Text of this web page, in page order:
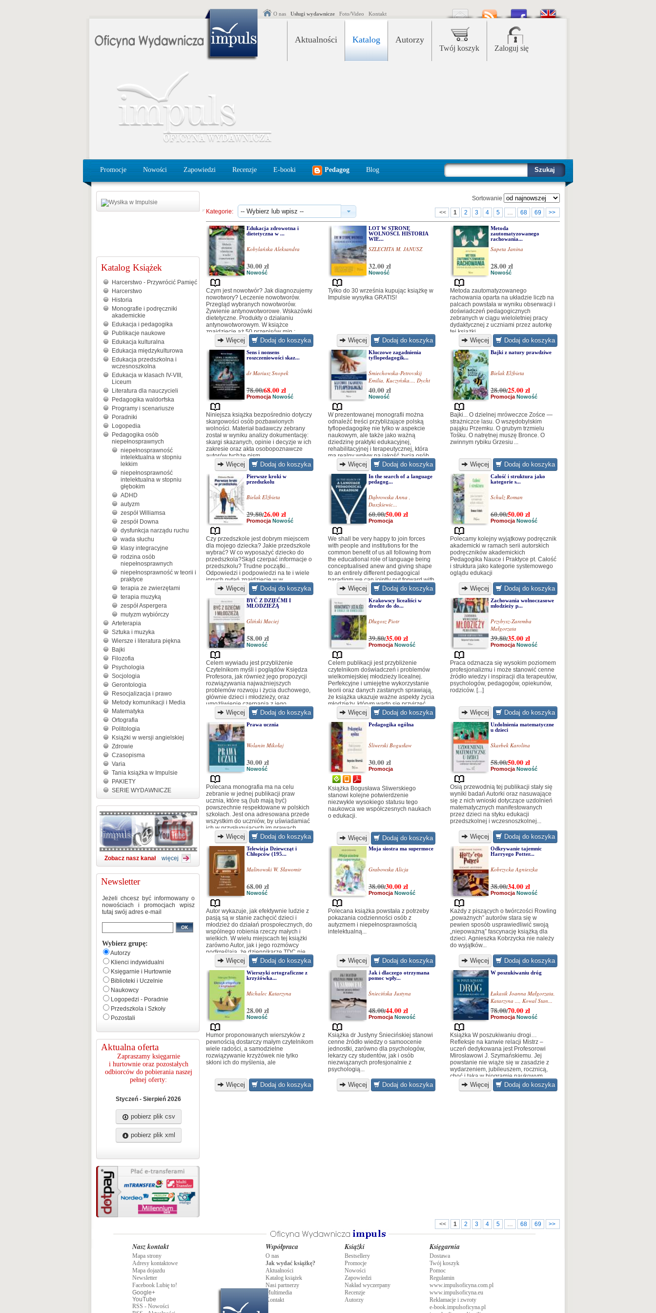
O nas Usługi wydawnicze Foto/Video Kontakt
Aktualności Katalog Autorzy
Twój koszyk Zaloguj się
Szukaj
Promocje Nowości Zapowiedzi Recenzje E-booki Pedagog Blog
Katalog Książek
Harcerstwo - Przywrócić Pamięć
Harcerstwo
Historia
Monografie i podręczniki
akademickie
Edukacja i pedagogika
Publikacje naukowe
Edukacja kulturalna
Edukacja międzykulturowa
Edukacja przedszkolna i
wczesnoszkolna
Edukacja w klasach IV-VIII,
Liceum
Literatura dla nauczycieli
Pedagogika waldorfska
Programy i scenariusze
Poradniki
Logopedia
Pedagogika osób
niepełnosprawnych
niepełnosprawność
intelektualna w stopniu
lekkim
niepełnosprawność
intelektualna w stopniu
głębokim
ADHD
autyzm
zespół Williamsa
zespół Downa
dysfunkcja narządu ruchu
wada słuchu
klasy integracyjne
rodzina osób
niepełnosprawnych
niepełnosprawność w teorii i
praktyce
terapia ze zwierzętami
terapia muzyką
zespół Aspergera
mutyzm wybiórczy
Arteterapia
Sztuka i muzyka
Wiersze i literatura piękna
Bajki
Filozofia
Psychologia
Socjologia
Gerontologia
Resocjalizacja i prawo
Metody komunikacji i Media
Matematyka
Ortografia
Politologia
Książki w wersji angielskiej
Zdrowie
Czasopisma
Varia
Tania książka w Impulsie
PAKIETY
SERIE WYDAWNICZE
Zobacz nasz kanał więcej
Newsletter
Jeżeli chcesz być informowany o
nowościach i promocjach wpisz
tutaj swój adres e-mail
Wybierz grupę:
Autorzy
Klienci indywidualni
Księgarnie i Hurtownie
Biblioteki i Uczelnie
Naukowcy
Logopedzi - Poradnie
Przedszkola i Szkoły
Pozostali
Aktualna oferta
Zapraszamy księgarnie
i hurtownie oraz pozostałych
odbiorców do pobierania naszej
pełnej oferty:
Styczeń - Sierpień 2026
pobierz plik csv
pobierz plik xml
Kategorie:
Sortowanie
<< 1 2 3 4 5 … 68 69 >>
Edukacja zdrowotna i
dietetyczna w ...
Kobylańska Aleksandra
30.00 zł
Nowość
Czym jest nowotwór? Jak diagnozujemy
nowotwory? Leczenie nowotworów.
Przegląd wybranych nowotworów.
Żywienie antynowotworowe. Wskazówki
dietetyczne. Produkty o działaniu
antynowotworowym. W książce
znajdziecie aż 50 przepisów min.:
sałatka owocowa, omlet owsiany z
żurawiną, kanapki z pastą jajeczną,
szaszłyki drobiowe z ryżem, oraz wiele
więcej.
Więcej Dodaj do koszyka
LOT W STRONĘ
WOLNOŚCI. HISTORIA
WIE...
SZLECHTA M. JANUSZ
32.00 zł
Nowość
Tylko do 30 września kupując książkę w
Impulsie wysyłka GRATIS!
Więcej Dodaj do koszyka
Metoda
zautomatyzowanego
rachowania...
Sapeta Janina
28.00 zł
Nowość
Metoda zautomatyzowanego
rachowania oparta na układzie liczb na
palcach powstała w wyniku obserwacji i
doświadczeń pedagogicznych
zebranych w ciągu wieloletniej pracy
dydaktycznej z uczniami przez autorkę
tej książki.
Więcej Dodaj do koszyka
Sens i nonsens
roszczeniowości skaz...
dr Mariusz Snopek
78.00/68.00zł
Promocja Nowość
Niniejsza książka bezpośrednio dotyczy
skargowości osób pozbawionych
wolności. Materiał badawczy zebrany
został w wyniku analizy dokumentację:
skargi skazanych, opinie i decyzje w ich
zakresie oraz akta osobopoznawcze
autorów tychże pism...
Więcej Dodaj do koszyka
Kluczowe zagadnienia
tyflopedagogik...
Śmiechowska-Petrovskij
Emilia, Kuczyńska..., Dycht
Marz...
40.00 zł
Nowość
W prezentowanej monografii można
odnaleźć treści przybliżające polską
tyflopedagogikę nie tylko w aspekcie
naukowym, ale także jako ważną
dziedzinę praktyki edukacyjnej,
rehabilitacyjnej i terapeutycznej, która
ma realny wpływ na jakość życia osób
niewidomych i słabowidzących w
różnym wieku i ich rodzin...
Więcej Dodaj do koszyka
Bajki z natury prawdziwe
Bielak Elżbieta
28.00/25.00zł
Promocja Nowość
Bajki... O dzielnej mróweczce Zośce —
strażniczce lasu. O wszędobylskim
pająku Przemku. O grubym trzmielu
Tośku. O natrętnej muszę Bronce. O
zwinnym rybiku Grzesiu ...
Więcej Dodaj do koszyka
Pierwsze kroki w
przedszkolu
Bielak Elżbieta
29.80/26.00zł
Promocja Nowość
Czy przedszkole jest dobrym miejscem
dla mojego dziecka? Jakie przedszkole
wybrać? W co wyposażyć dziecko do
przedszkola?Skąd czerpać informacje o
przedszkolu? Trudne początki...
Odpowiedzi i podpowiedzi na te i wiele
innych pytań znajdziecie w w
wyjątkowej publikacji Elżbiety Bielak
Więcej Dodaj do koszyka
In the search of a language
pedagog...
Dąbrowska Anna ,
Daszkiewic...
60.00/50.00zł
Promocja
We shall be very happy to join forces
with people and institutions for the
common benefit of us all following from
the educational role of language being
conceptualised anew and giving shape
to an entirely different pedagogical
paradigm we can jointly put forward with
Więcej Dodaj do koszyka
Całość i struktura jako
kategorie s...
Schulz Roman
60.00/50.00zł
Promocja Nowość
Polecamy kolejny wyjątkowy podręcznik
akademicki w ramach serii autorskich
podręczników akademickich
Pedagogika Nauce i Praktyce pt. Całość
i struktura jako kategorie systemowego
oglądu edukacji
Więcej Dodaj do koszyka
BYĆ Z DZIEĆMI I
MŁODZIEŻĄ
Gliński Maciej
58.00 zł
Nowość
Celem wywiadu jest przybliżenie
Czytelnikom myśli i poglądów Księdza
Profesora, jak również jego propozycji
rozwiązywania najważniejszych
problemów rozwoju i życia duchowego,
głównie dzieci i młodzieży, oraz
umożliwienie czerpania z jego
doświadczeń i olbrzymiego dorobku.
Dla rodziców, nauczycieli i
wychowawców może to stanowić
zachętę i inspirację do dialogu z
młodymi oraz pogłębiania swej wiary.
Więcej Dodaj do koszyka
Krakowscy licealiści w
drodze do do...
Długosz Piotr
39.80/35.00zł
Promocja Nowość
Celem publikacji jest przybliżenie
czytelnikom doświadczeń i problemów
wielkomiejskiej młodzieży licealnej.
Perfekcyjne i umiejętne wykorzystanie
teorii oraz danych zastanych sprawiają,
że książka ukazuje ważne aspekty życia
młodzieży, którym warto się przyjrzeć,
aby zidentyfikować występujące
napięcia i trudności...
Więcej Dodaj do koszyka
Zachowania wolnoczasowe
młodzieży p...
Przybysz-Zaremba
Małgorzata
39.80/35.00zł
Promocja Nowość
Praca odznacza się wysokim poziomem
profesjonalizmu i może stanowić cenne
źródło wiedzy i inspiracji dla terapeutów,
psychologów, pedagogów, opiekunów,
rodziców. [...]
Więcej Dodaj do koszyka
Prawa ucznia
Wolanin Mikołaj
30.00 zł
Nowość
Polecana monografia ma na celu
zebranie w jednej publikacji praw
ucznia, które są (lub mają być)
powszechnie respektowane w polskich
szkołach. Jest ona adresowana przede
wszystkim do uczniów, by uświadamiać
ich w przysługujących im prawach.
Więcej Dodaj do koszyka
Pedagogika ogólna
Śliwerski Bogusław
30.00 zł
Promocja
Książka Bogusława Śliwerskiego
stanowi kolejne potwierdzenie
niezwykle wysokiego statusu tego
naukowca we współczesnych naukach
o edukacji.
Więcej Dodaj do koszyka
Uzdolnienia matematyczne
u dzieci
Skarbek Karolina
58.00/50.00zł
Promocja Nowość
Osią przewodnią tej publikacji stały się
wyniki badań Autorki oraz nasuwające
się z nich wnioski dotyczące uzdolnień
matematycznych manifestowanych
przez dzieci na styku edukacji
przedszkolnej i wczesnoszkolnej...
Więcej Dodaj do koszyka
Telewizja Dziewcząt i
Chłopców (195...
Malinowski W. Sławomir
68.00 zł
Nowość
Autor wykazuje, jak efektywnie ludzie z
pasją są w stanie zachęcić dzieci i
młodzież do działań prospołecznych, do
wspólnego robienia rzeczy małych i
wielkich. W wielu miejscach tej książki
zarówno Autor, jak i jego rozmówcy
podkreślają, że dziennikarze TDC nie
mówili do dzieci, lecz rozmawiali z
dziećmi... [...]
Więcej Dodaj do koszyka
Moja siostra ma supermoce
Grabowska Alicja
38.00/30.00zł
Promocja Nowość
Polecana książka powstała z potrzeby
pokazania codzienności osób z
autyzmem i niepełnosprawnością
intelektualną...
Więcej Dodaj do koszyka
Odkrywanie tajemnic
Harryego Potter...
Kobrzycka Agnieszka
38.00/34.00zł
Promocja Nowość
Każdy z piszących o twórczości Rowling
„poważnych” autorów stara się w
pewien sposób usprawiedliwić swoją
„niepoważną” fascynację książką dla
dzieci. Agnieszka Kobrzycka nie należy
do wyjątków...
Więcej Dodaj do koszyka
Wierszyki ortograficzne z
krzyżówka...
Michalec Katarzyna
28.00 zł
Nowość
Humor proponowanych wierszyków z
pewnością dostarczy małym czytelnikom
wiele radości, a samodzielne
rozwiązywanie krzyżówek nie tylko
skłoni ich do myślenia, ale
Więcej Dodaj do koszyka
Jak i dlaczego otrzymana
pomoc wpły...
Śniecińska Justyna
48.00/44.00zł
Promocja Nowość
Książka dr Justyny Śniecińskiej stanowi
cenne źródło wiedzy o samoocenie
jednostki, zarówno dla psychologów,
lekarzy czy studentów, jak i osób
niezwiązanych profesjonalnie z
psychologią...
Więcej Dodaj do koszyka
W poszukiwaniu dróg
Łukasik Joanna Małgorzata,
Katarzyna ..., Kowal Stan...
78.00/70.00zł
Promocja Nowość
Książka W poszukiwaniu drogi…
Refleksje na kanwie relacji Mistrz –
uczeń dedykowana jest Profesorowi
Mirosławowi J. Szymańskiemu. Jej
powstanie nie wiąże się w zasadzie z
wydarzeniem, jubileuszem, rocznicą,
choć i taka w biogramie naukowym
Profesora jest. Wynika raczej z potrzeby
serca – chęci okazania wdzięczności
Więcej Dodaj do koszyka
<< 1 2 3 4 5 … 68 69 >>
Nasz kontakt
Mapa strony
Adresy kontaktowe
Mapa dojazdu
Newsletter
Facebook Lubię to!
Google+
YouTube
RSS - Nowości
Współpraca
O nas
Jak wydać książkę?
Aktualności
Katalog książek
Nasi partnerzy
Multimedia
Kontakt
Książki
Bestsellery
Promocje
Nowości
Zapowiedzi
Nakład wyczerpany
Recenzje
Autorzy
Księgarnia
Dostawa
Twój koszyk
Pomoc
Regulamin
www.impulsoficyna.com.pl
www.impulsoficyna.eu
Reklamacje i zwroty
e-book.impulsoficyna.pl